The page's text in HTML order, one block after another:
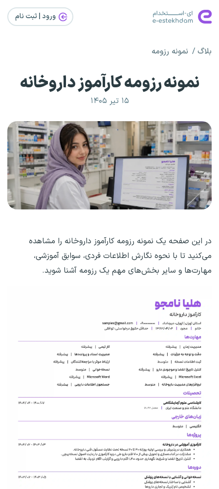
ورود | ثبت‌ نام
بلاگ نمونه رزومه
نمونه رزومه کارآموز داروخانه
۱۵ تیر ۱۴۰۵
در این صفحه یک نمونه رزومه کارآموز داروخانه را مشاهده
می‌کنید تا با نحوه نگارش اطلاعات فردی، سوابق آموزشی،
مهارت‌ها و سایر بخش‌های مهم یک رزومه آشنا شوید.